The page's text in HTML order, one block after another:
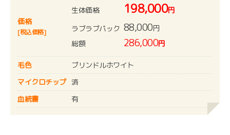
価格
[税込価格]
生体価格 198,000円
ラブラブパック 88,000円
総額
286,000円
毛色
ブリンドルホワイト
マイクロチップ 済
血統書
有